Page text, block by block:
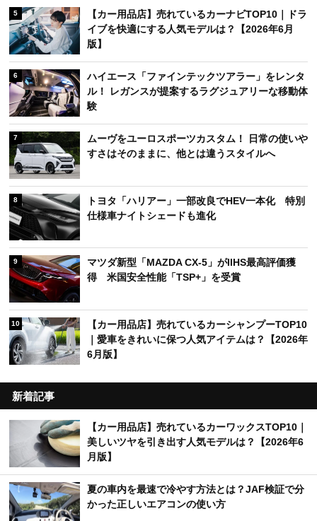
5
【カー用品店】売れているカーナビTOP10｜ドラ
イブを快適にする人気モデルは？【2026年6月
版】
6
ハイエース「ファインテックツアラー」をレンタ
ル！ レガンスが提案するラグジュアリーな移動体
験
7
ムーヴをユーロスポーツカスタム！ 日常の使いや
すさはそのままに、他とは違うスタイルへ
8
トヨタ「ハリアー」一部改良でHEV一本化 特別
仕様車ナイトシェードも進化
9
マツダ新型「MAZDA CX-5」がIIHS最高評価獲
得 米国安全性能「TSP+」を受賞
10
【カー用品店】売れているカーシャンプーTOP10
｜愛車をきれいに保つ人気アイテムは？【2026年
6月版】
新着記事
【カー用品店】売れているカーワックスTOP10｜
美しいツヤを引き出す人気モデルは？【2026年6
月版】
夏の車内を最速で冷やす方法とは？JAF検証で分
かった正しいエアコンの使い方